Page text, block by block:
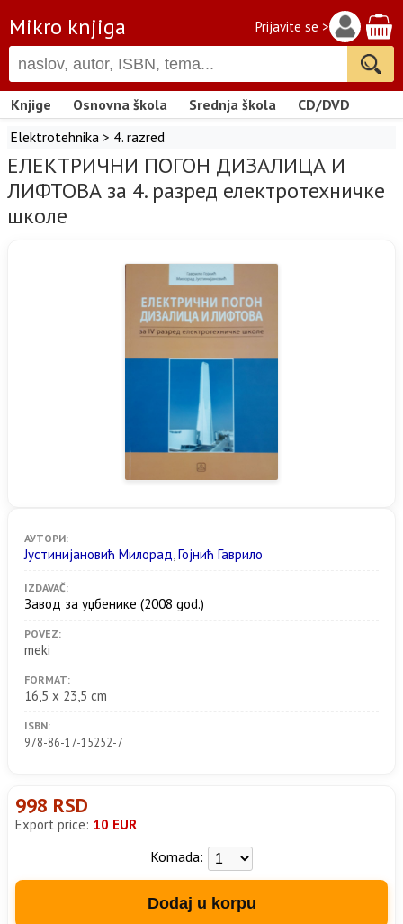
Mikro knjiga Prijavite se >
Knjige Osnovna škola Srednja škola
CD/DVD
Elektrotehnika > 4. razred
ЕЛЕКТРИЧНИ ПОГОН ДИЗАЛИЦА И
ЛИФТОВА за 4. разред електротехничке
школе
АУТОРИ:
Јустинијановић Милорад,Гојнић Гаврило
IZDAVAČ:
Завод за уџбенике (2008 god.)
POVEZ:
meki
FORMAT:
16,5 x 23,5 cm
ISBN:
978-86-17-15252-7
998 RSD
Export price: 10 EUR
Komada:
Dodaj u korpu